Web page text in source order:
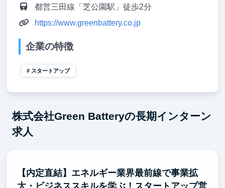
都営三田線「芝公園駅」徒歩2分
https://www.greenbattery.co.jp
企業の特徴
スタートアップ
株式会社Green Batteryの長期インターン
求人
【内定直結】エネルギー業界最前線で事業拡